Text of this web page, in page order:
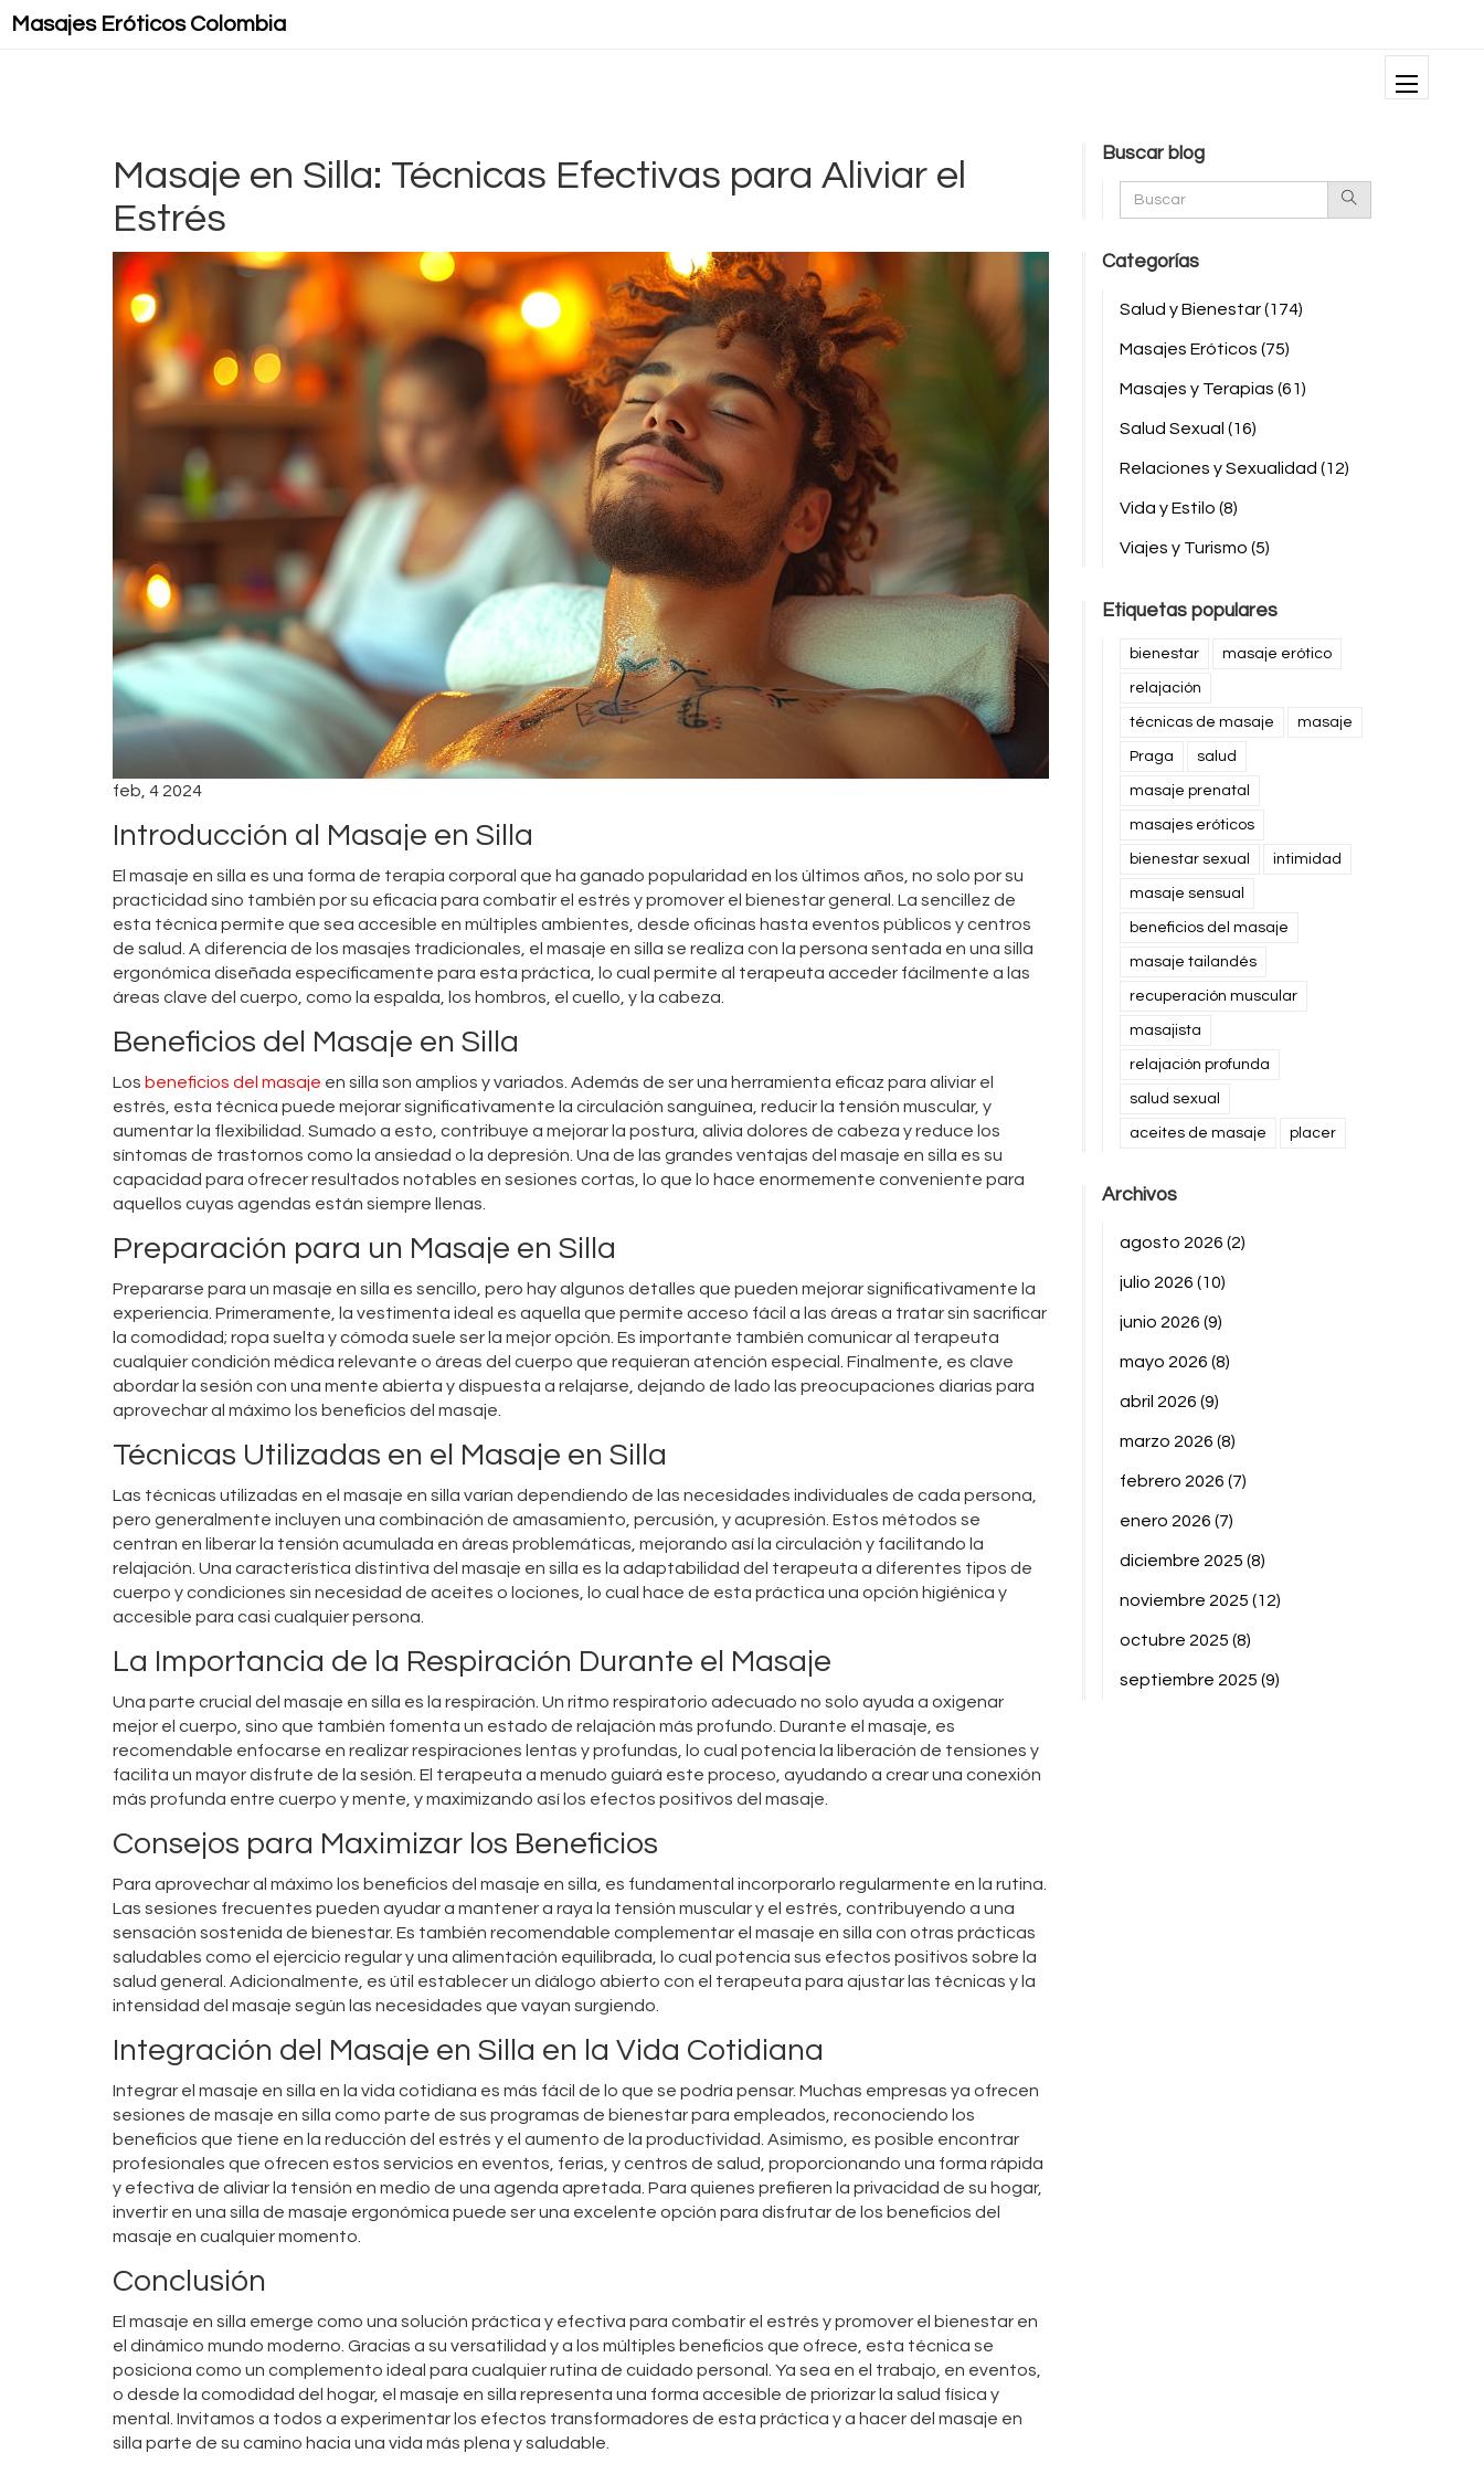
Masajes Eróticos Colombia
Masaje en Silla: Técnicas Efectivas para Aliviar el
Estrés
feb, 4 2024
Introducción al Masaje en Silla
El masaje en silla es una forma de terapia corporal que ha ganado popularidad en los últimos años, no solo por su
practicidad sino también por su eficacia para combatir el estrés y promover el bienestar general. La sencillez de
esta técnica permite que sea accesible en múltiples ambientes, desde oficinas hasta eventos públicos y centros
de salud. A diferencia de los masajes tradicionales, el masaje en silla se realiza con la persona sentada en una silla
ergonómica diseñada específicamente para esta práctica, lo cual permite al terapeuta acceder fácilmente a las
áreas clave del cuerpo, como la espalda, los hombros, el cuello, y la cabeza.
Beneficios del Masaje en Silla
Los beneficios del masaje en silla son amplios y variados. Además de ser una herramienta eficaz para aliviar el
estrés, esta técnica puede mejorar significativamente la circulación sanguínea, reducir la tensión muscular, y
aumentar la flexibilidad. Sumado a esto, contribuye a mejorar la postura, alivia dolores de cabeza y reduce los
síntomas de trastornos como la ansiedad o la depresión. Una de las grandes ventajas del masaje en silla es su
capacidad para ofrecer resultados notables en sesiones cortas, lo que lo hace enormemente conveniente para
aquellos cuyas agendas están siempre llenas.
Preparación para un Masaje en Silla
Prepararse para un masaje en silla es sencillo, pero hay algunos detalles que pueden mejorar significativamente la
experiencia. Primeramente, la vestimenta ideal es aquella que permite acceso fácil a las áreas a tratar sin sacrificar
la comodidad; ropa suelta y cómoda suele ser la mejor opción. Es importante también comunicar al terapeuta
cualquier condición médica relevante o áreas del cuerpo que requieran atención especial. Finalmente, es clave
abordar la sesión con una mente abierta y dispuesta a relajarse, dejando de lado las preocupaciones diarias para
aprovechar al máximo los beneficios del masaje.
Técnicas Utilizadas en el Masaje en Silla
Las técnicas utilizadas en el masaje en silla varían dependiendo de las necesidades individuales de cada persona,
pero generalmente incluyen una combinación de amasamiento, percusión, y acupresión. Estos métodos se
centran en liberar la tensión acumulada en áreas problemáticas, mejorando así la circulación y facilitando la
relajación. Una característica distintiva del masaje en silla es la adaptabilidad del terapeuta a diferentes tipos de
cuerpo y condiciones sin necesidad de aceites o lociones, lo cual hace de esta práctica una opción higiénica y
accesible para casi cualquier persona.
La Importancia de la Respiración Durante el Masaje
Una parte crucial del masaje en silla es la respiración. Un ritmo respiratorio adecuado no solo ayuda a oxigenar
mejor el cuerpo, sino que también fomenta un estado de relajación más profundo. Durante el masaje, es
recomendable enfocarse en realizar respiraciones lentas y profundas, lo cual potencia la liberación de tensiones y
facilita un mayor disfrute de la sesión. El terapeuta a menudo guiará este proceso, ayudando a crear una conexión
más profunda entre cuerpo y mente, y maximizando así los efectos positivos del masaje.
Consejos para Maximizar los Beneficios
Para aprovechar al máximo los beneficios del masaje en silla, es fundamental incorporarlo regularmente en la rutina.
Las sesiones frecuentes pueden ayudar a mantener a raya la tensión muscular y el estrés, contribuyendo a una
sensación sostenida de bienestar. Es también recomendable complementar el masaje en silla con otras prácticas
saludables como el ejercicio regular y una alimentación equilibrada, lo cual potencia sus efectos positivos sobre la
salud general. Adicionalmente, es útil establecer un diálogo abierto con el terapeuta para ajustar las técnicas y la
intensidad del masaje según las necesidades que vayan surgiendo.
Integración del Masaje en Silla en la Vida Cotidiana
Integrar el masaje en silla en la vida cotidiana es más fácil de lo que se podría pensar. Muchas empresas ya ofrecen
sesiones de masaje en silla como parte de sus programas de bienestar para empleados, reconociendo los
beneficios que tiene en la reducción del estrés y el aumento de la productividad. Asimismo, es posible encontrar
profesionales que ofrecen estos servicios en eventos, ferias, y centros de salud, proporcionando una forma rápida
y efectiva de aliviar la tensión en medio de una agenda apretada. Para quienes prefieren la privacidad de su hogar,
invertir en una silla de masaje ergonómica puede ser una excelente opción para disfrutar de los beneficios del
masaje en cualquier momento.
Conclusión
El masaje en silla emerge como una solución práctica y efectiva para combatir el estrés y promover el bienestar en
el dinámico mundo moderno. Gracias a su versatilidad y a los múltiples beneficios que ofrece, esta técnica se
posiciona como un complemento ideal para cualquier rutina de cuidado personal. Ya sea en el trabajo, en eventos,
o desde la comodidad del hogar, el masaje en silla representa una forma accesible de priorizar la salud física y
mental. Invitamos a todos a experimentar los efectos transformadores de esta práctica y a hacer del masaje en
silla parte de su camino hacia una vida más plena y saludable.
Buscar blog
Categorías
Salud y Bienestar(174)
Masajes Eróticos (75)
Masajes y Terapias (61)
Salud Sexual (16)
Relaciones y Sexualidad (12)
Vida y Estilo (8)
Viajes y Turismo (5)
Etiquetas populares
bienestar masaje erótico
relajación
técnicas de masaje masaje
Praga salud
masaje prenatal
masajes eróticos
bienestar sexual intimidad
masaje sensual
beneficios del masaje
masaje tailandés
recuperación muscular
masajista
relajación profunda
salud sexual
aceites de masaje placer
Archivos
agosto 2026 (2)
julio 2026 (10)
junio 2026 (9)
mayo 2026 (8)
abril 2026 (9)
marzo 2026 (8)
febrero 2026 (7)
enero 2026 (7)
diciembre 2025 (8)
noviembre 2025 (12)
octubre 2025 (8)
septiembre 2025 (9)